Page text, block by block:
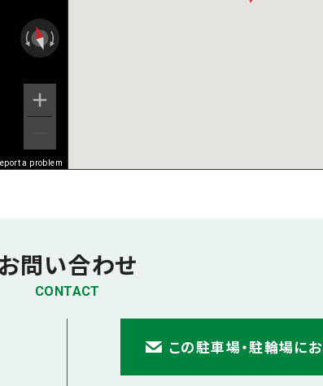
a problem
お問い合わせ
CONTACT
この駐車場・駐輪場に